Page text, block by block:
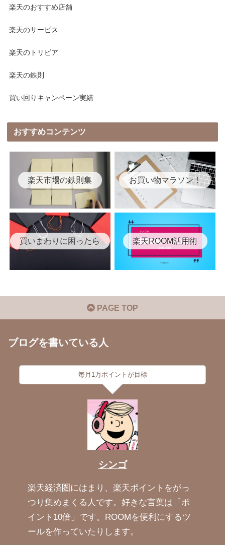
楽天のおすすめ店舗
楽天のサービス
楽天のトリビア
楽天の鉄則
買い回りキャンペーン実績
おすすめコンテンツ
楽天市場の鉄則集 お買い物マラソン！
買いまわりに困ったら 楽天ROOM活用術
PAGE TOP
ブログを書いている人
毎月1万ポイントが目標
シンゴ
楽天経済圏にはまり、楽天ポイントをがっ
つり集めまくる人です。好きな言葉は「ポ
イント10倍」です。ROOMを便利にするツ
ールを作っていたりします。